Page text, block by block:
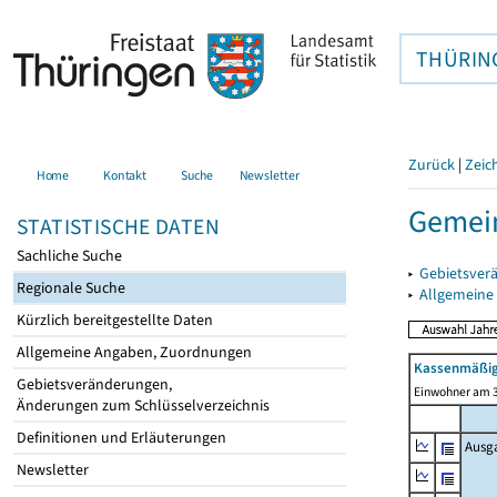
Home Kontakt Suche Newsletter
STATISTISCHE DATEN
Sachliche Suche
Regionale Suche
Kürzlich bereitgestellte Daten
Allgemeine Angaben, Zuordnungen
Gebietsveränderungen,
Änderungen zum Schlüsselverzeichnis
Definitionen und Erläuterungen
Newsletter
Zurück |
▸
▸
Einwohner am